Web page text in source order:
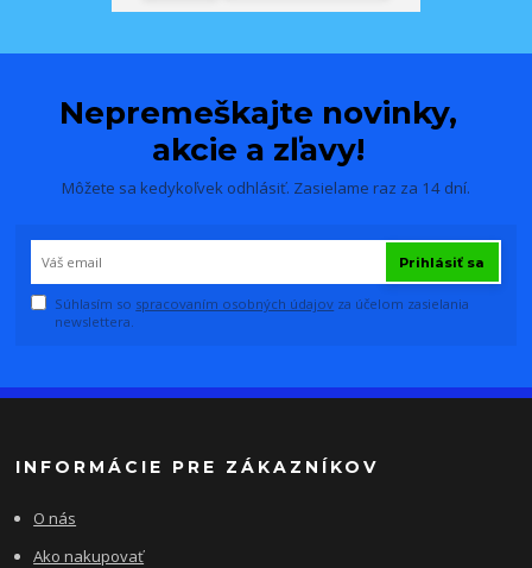
Nepremeškajte novinky,
akcie a zľavy!
Môžete sa kedykoľvek odhlásiť. Zasielame raz za 14 dní.
Prihlásiť sa
Súhlasím so spracovaním osobných údajov za účelom zasielania
newslettera.
INFORMÁCIE PRE ZÁKAZNÍKOV
O nás
Ako nakupovať